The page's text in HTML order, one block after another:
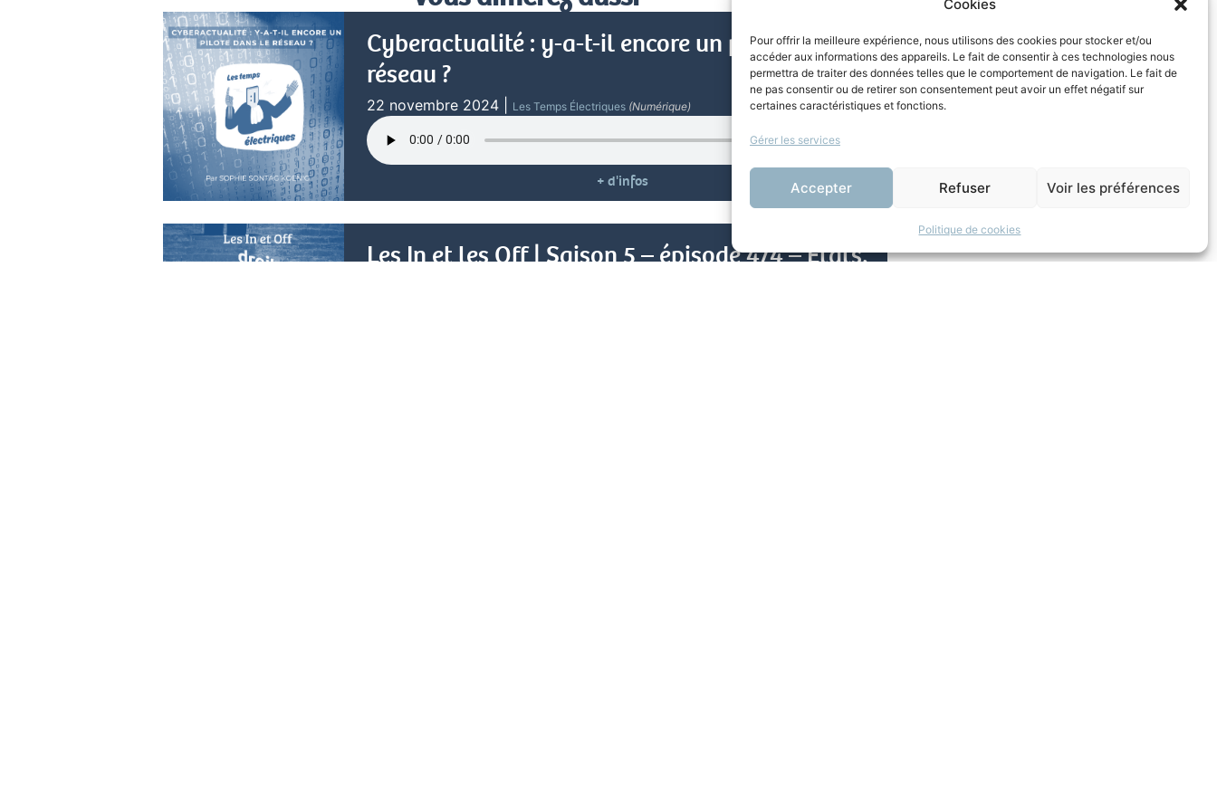
Cookies
Pour offrir la meilleure expérience, nous utilisons des cookies pour stocker et/ou
accéder aux informations des appareils. Le fait de consentir à ces technologies nous
permettra de traiter des données telles que le comportement de navigation. Le fait de
ne pas consentir ou de retirer son consentement peut avoir un effet négatif sur
certaines caractéristiques et fonctions.
Gérer les services
Accepter Refuser Voir les préférences
Politique de cookies
Cyberactualité : y-a-t-il encore un pilote dans le
réseau ?
22 novembre 2024 Les Temps Électriques (Numérique)
+ d'infos
Les In et les Off | Saison 5 – épisode 4/4 – Etats,